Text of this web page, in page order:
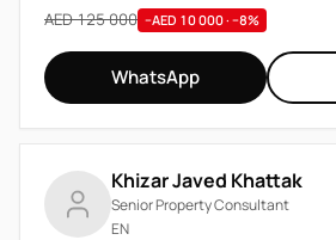
AED 125 000 −AED 10 000 · −8%
WhatsApp
Khizar Javed Khattak
Senior Property Consultant
EN